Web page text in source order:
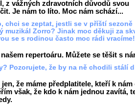
z vážných zdravotních důvodů svou
Je nám to líto. Moc nám schází...
chci se zeptat, jestli se v příští sezoně
muzikál Zorro? Jinak moc děkuji za
se s rodinou často moc rádi vracíme!
repertoáru. Můžete se těšit s
Pozorujete, že by na ně chodili stálí
že máme předplatitele, kteří k nám
však, že kdo k nám jednou zavítá,